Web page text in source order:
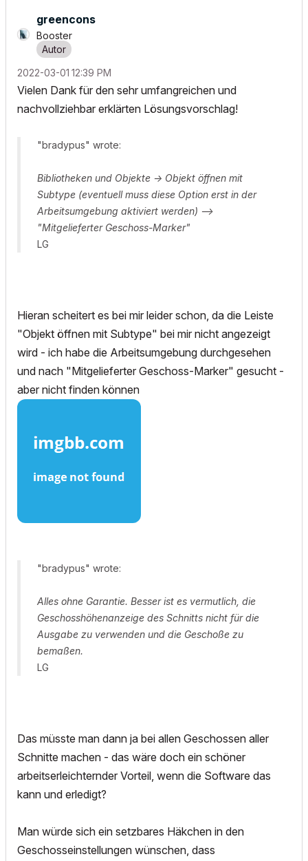
greencons
Booster
‎2022-03-01 12:39 PM
Vielen Dank für den sehr umfangreichen und
nachvollziehbar erklärten Lösungsvorschlag!
"bradypus" wrote:
Bibliotheken und Objekte -> Objekt öffnen mit
Subtype (eventuell muss diese Option erst in der
Arbeitsumgebung aktiviert werden) -->
"Mitgelieferter Geschoss-Marker"
LG
Hieran scheitert es bei mir leider schon, da die Leiste
"Objekt öffnen mit Subtype" bei mir nicht angezeigt
wird - ich habe die Arbeitsumgebung durchgesehen
und nach "Mitgelieferter Geschoss-Marker" gesucht -
aber nicht finden können
"bradypus" wrote:
Alles ohne Garantie. Besser ist es vermutlich, die
Geschosshöhenanzeige des Schnitts nicht für die
Ausgabe zu verwenden und die Geschoße zu
bemaßen.
LG
Das müsste man dann ja bei allen Geschossen aller
Schnitte machen - das wäre doch ein schöner
arbeitserleichternder Vorteil, wenn die Software das
kann und erledigt?
Man würde sich ein setzbares Häkchen in den
Geschosseinstellungen wünschen, dass